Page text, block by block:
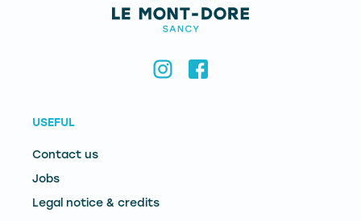
USEFUL
Contact us
Jobs
Legal notice & credits